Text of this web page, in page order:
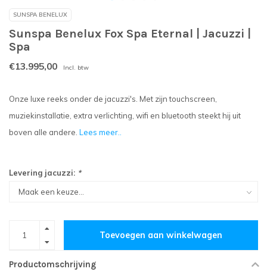
SUNSPA BENELUX
Sunspa Benelux Fox Spa Eternal | Jacuzzi |
Spa
€13.995,00 Incl. btw
Onze luxe reeks onder de jacuzzi's. Met zijn touchscreen,
muziekinstallatie, extra verlichting, wifi en bluetooth steekt hij uit
boven alle andere. Lees meer..
Levering jacuzzi: *
Toevoegen aan winkelwagen
Productomschrijving